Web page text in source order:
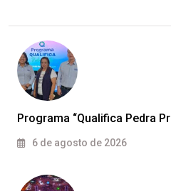
Programa “Qualifica Pedra
6 de agosto de 2026